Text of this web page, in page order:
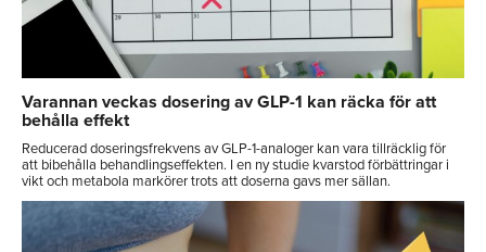
Varannan veckas dosering av GLP-1 kan räcka för att
behålla effekt
Reducerad doseringsfrekvens av GLP-1-analoger kan vara tillräcklig för
att bibehålla behandlingseffekten. I en ny studie kvarstod förbättringar i
vikt och metabola markörer trots att doserna gavs mer sällan.